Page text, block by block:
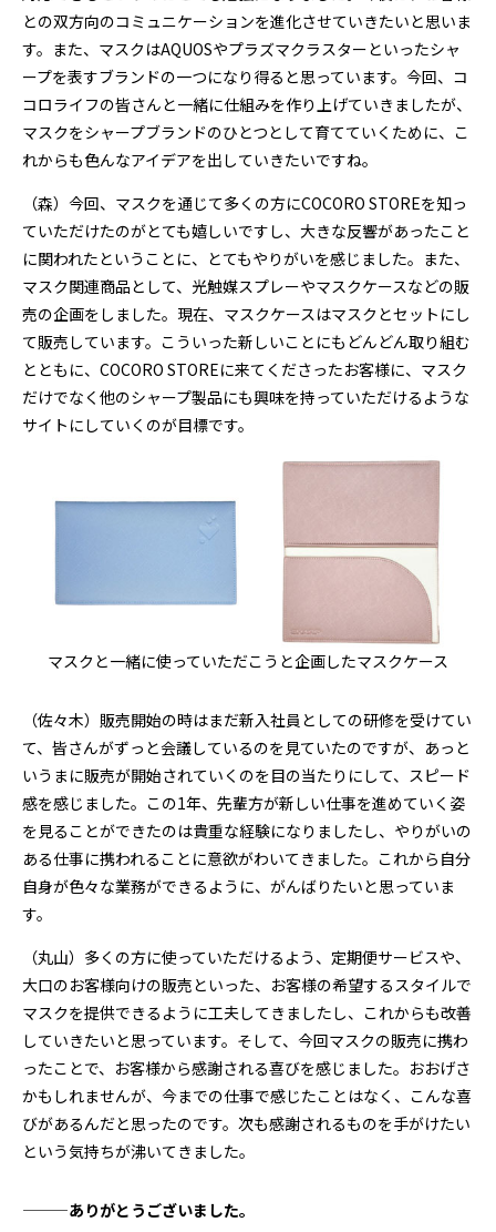
との双方向のコミュニケーションを進化させていきたいと思いま
す。また、マスクはAQUOSやプラズマクラスターといったシャ
ープを表すブランドの一つになり得ると思っています。今回、コ
コロライフの皆さんと一緒に仕組みを作り上げていきましたが、
マスクをシャープブランドのひとつとして育てていくために、こ
れからも色んなアイデアを出していきたいですね。
（森）今回、マスクを通じて多くの方にCOCORO STOREを知っ
ていただけたのがとても嬉しいですし、大きな反響があったこと
に関われたということに、とてもやりがいを感じました。また、
マスク関連商品として、光触媒スプレーやマスクケースなどの販
売の企画をしました。現在、マスクケースはマスクとセットにし
て販売しています。こういった新しいことにもどんどん取り組む
とともに、COCORO STOREに来てくださったお客様に、マスク
だけでなく他のシャープ製品にも興味を持っていただけるような
サイトにしていくのが目標です。
マスクと一緒に使っていただこうと企画したマスクケース
（佐々木）販売開始の時はまだ新入社員としての研修を受けてい
て、皆さんがずっと会議しているのを見ていたのですが、あっと
いうまに販売が開始されていくのを目の当たりにして、スピード
感を感じました。この1年、先輩方が新しい仕事を進めていく姿
を見ることができたのは貴重な経験になりましたし、やりがいの
ある仕事に携われることに意欲がわいてきました。これから自分
自身が色々な業務ができるように、がんばりたいと思っていま
す。
（丸山）多くの方に使っていただけるよう、定期便サービスや、
大口のお客様向けの販売といった、お客様の希望するスタイルで
マスクを提供できるように工夫してきましたし、これからも改善
していきたいと思っています。そして、今回マスクの販売に携わ
ったことで、お客様から感謝される喜びを感じました。おおげさ
かもしれませんが、今までの仕事で感じたことはなく、こんな喜
びがあるんだと思ったのです。次も感謝されるものを手がけたい
という気持ちが沸いてきました。
―――ありがとうございました。